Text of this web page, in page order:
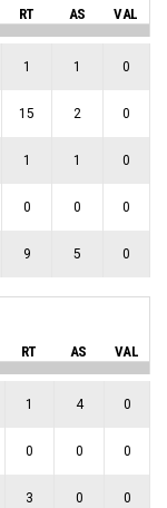
RT AS VAL
1 1 0
15 2 0
1 1 0
0 0 0
9 5 0
RT AS VAL
1 4 0
0 0 0
3 0 0